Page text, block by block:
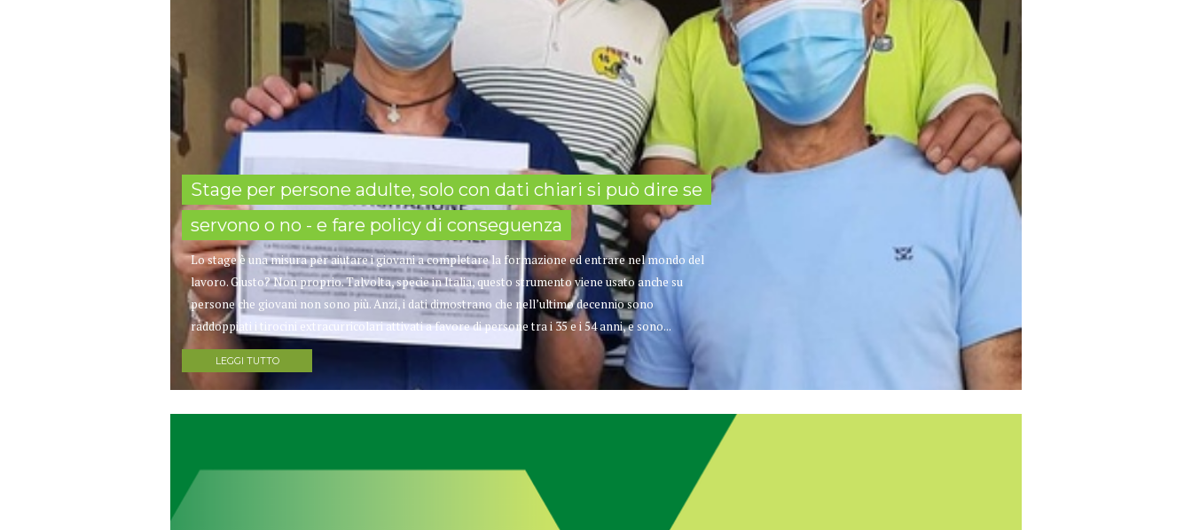
Stage per persone adulte, solo con dati chiari si può dire se
servono o no - e fare policy di conseguenza
Lo stage è una misura per aiutare i giovani a completare la formazione ed entrare nel mondo del
lavoro. Giusto? Non proprio. Talvolta, specie in Italia, questo strumento viene usato anche su
persone che giovani non sono più. Anzi, i dati dimostrano che nell’ultimo decennio sono
raddoppiati i tirocini extracurricolari attivati a favore di persone tra i 35 e i 54 anni, e sono...
LEGGI TUTTO